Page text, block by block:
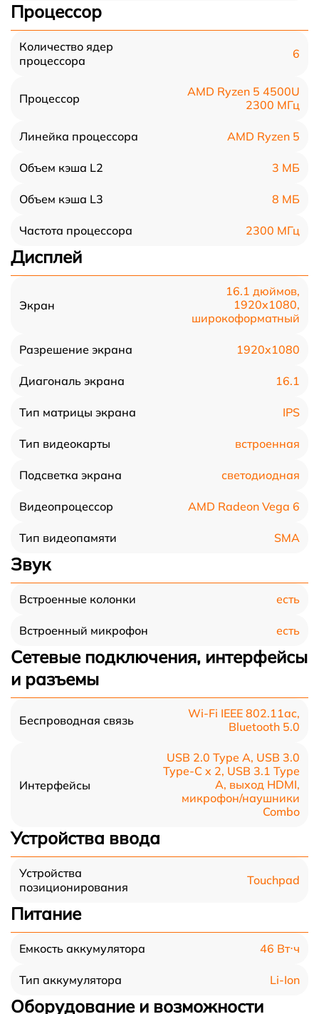
Процессор
Количество ядер
процессора
6
Процессор
AMD Ryzen 5 4500U
2300 МГц
Линейка процессора AMD Ryzen 5
Объем кэша L2 3 МБ
Объем кэша L3 8 МБ
Частота процессора 2300 МГц
Дисплей
Экран
16.1 дюймов,
1920x1080,
широкоформатный
Разрешение экрана 1920x1080
Диагональ экрана 16.1
Тип матрицы экрана IPS
Тип видеокарты встроенная
Подсветка экрана светодиодная
Видеопроцессор AMD Radeon Vega 6
Тип видеопамяти SMA
Звук
Встроенные колонки есть
Встроенный микрофон есть
Сетевые подключения, интерфейсы
и разъемы
Беспроводная связь
Wi-Fi IEEE 802.11ac,
Bluetooth 5.0
Интерфейсы
USB 2.0 Type A, USB 3.0
Type-С x 2, USB 3.1 Type
A, выход HDMI,
микрофон/наушники
Combo
Устройства ввода
Устройства
позиционирования
Touchpad
Питание
Емкость аккумулятора 46 Вт⋅ч
Тип аккумулятора Li-Ion
Оборудование и возможности